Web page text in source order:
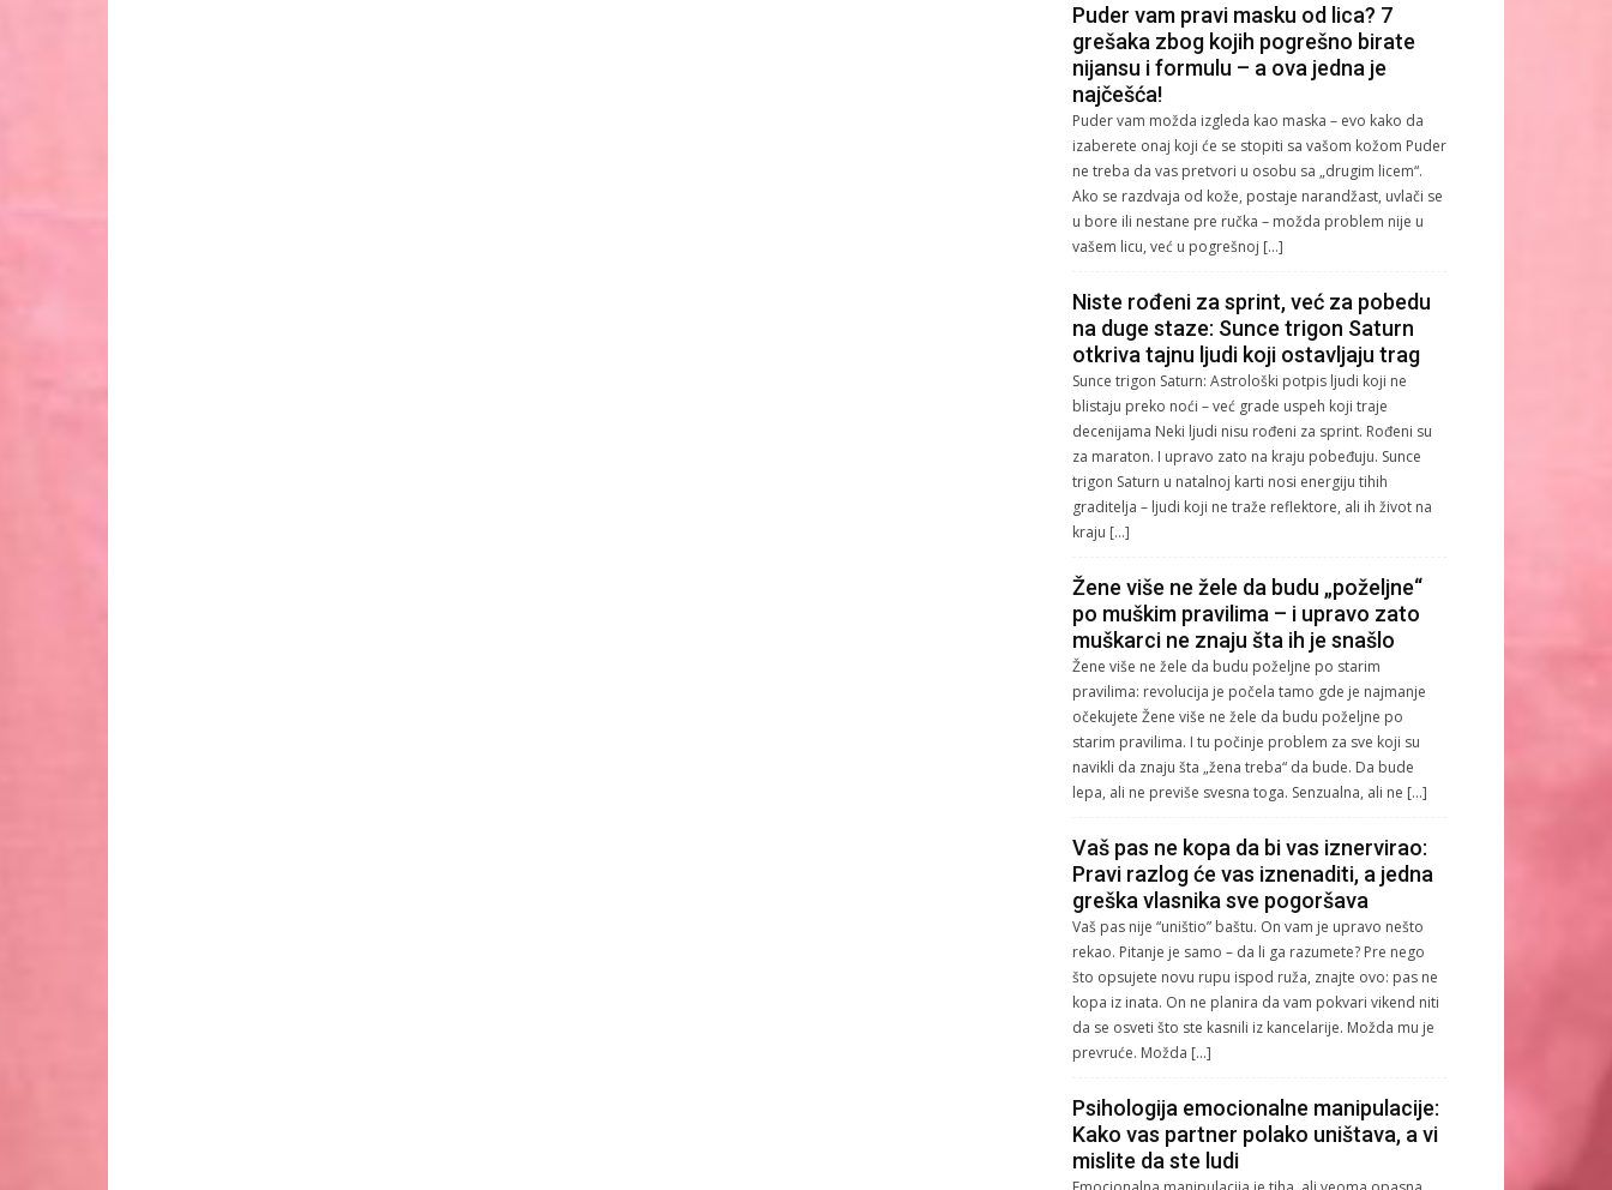
Puder vam pravi masku od lica? 7
grešaka zbog kojih pogrešno birate
nijansu i formulu – a ova jedna je
najčešća!
Puder vam možda izgleda kao maska – evo kako da
izaberete onaj koji će se stopiti sa vašom kožom Puder
ne treba da vas pretvori u osobu sa „drugim licem“.
Ako se razdvaja od kože, postaje narandžast, uvlači se
u bore ili nestane pre ručka – možda problem nije u
vašem licu, već u pogrešnoj […]
Niste rođeni za sprint, već za pobedu
na duge staze: Sunce trigon Saturn
otkriva tajnu ljudi koji ostavljaju trag
Sunce trigon Saturn: Astrološki potpis ljudi koji ne
blistaju preko noći – već grade uspeh koji traje
decenijama Neki ljudi nisu rođeni za sprint. Rođeni su
za maraton. I upravo zato na kraju pobeđuju. Sunce
trigon Saturn u natalnoj karti nosi energiju tihih
graditelja – ljudi koji ne traže reflektore, ali ih život na
kraju […]
Žene više ne žele da budu „poželjne“
po muškim pravilima – i upravo zato
muškarci ne znaju šta ih je snašlo
Žene više ne žele da budu poželjne po starim
pravilima: revolucija je počela tamo gde je najmanje
očekujete Žene više ne žele da budu poželjne po
starim pravilima. I tu počinje problem za sve koji su
navikli da znaju šta „žena treba“ da bude. Da bude
lepa, ali ne previše svesna toga. Senzualna, ali ne […]
Vaš pas ne kopa da bi vas iznervirao:
Pravi razlog će vas iznenaditi, a jedna
greška vlasnika sve pogoršava
Vaš pas nije “uništio” baštu. On vam je upravo nešto
rekao. Pitanje je samo – da li ga razumete? Pre nego
što opsujete novu rupu ispod ruža, znajte ovo: pas ne
kopa iz inata. On ne planira da vam pokvari vikend niti
da se osveti što ste kasnili iz kancelarije. Možda mu je
prevruće. Možda […]
Psihologija emocionalne manipulacije:
Kako vas partner polako uništava, a vi
mislite da ste ludi